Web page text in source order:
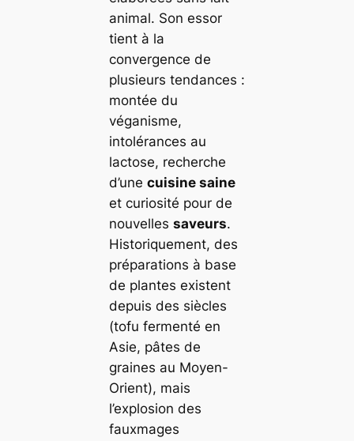
animal. Son essor
tient à la
convergence de
plusieurs tendances :
montée du
véganisme,
intolérances au
lactose, recherche
d’une cuisine saine
et curiosité pour de
nouvelles saveurs.
Historiquement, des
préparations à base
de plantes existent
depuis des siècles
(tofu fermenté en
Asie, pâtes de
graines au Moyen-
Orient), mais
l’explosion des
fauxmages